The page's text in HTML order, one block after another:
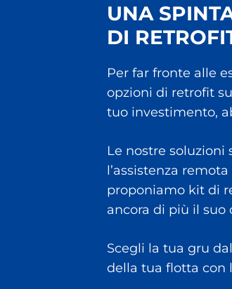
UNA
DI
Per far fronte alle
opzioni di retrofit
tuo investimento,
Le nostre
l’assistenza
proponiamo kit di
ancora di più il suo
Scegli la tua gru
della tua flotta con